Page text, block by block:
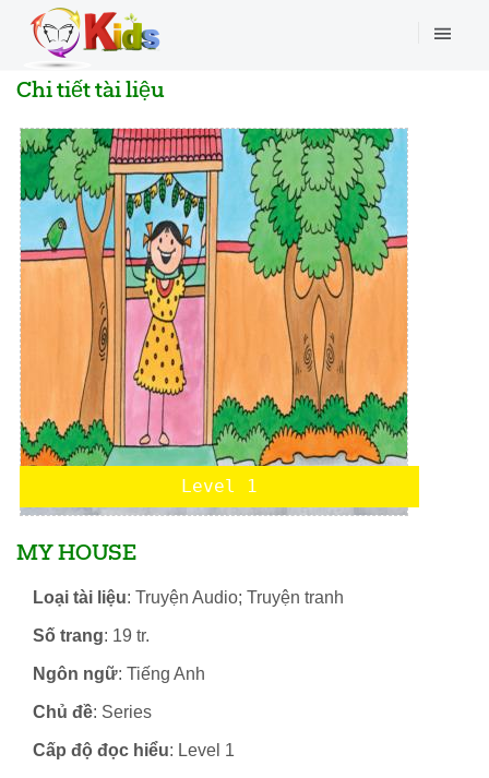
Chi tiết tài liệu
Level 1
MY HOUSE
Loại tài liệu: Truyện Audio; Truyện tranh
Số trang: 19 tr.
Ngôn ngữ: Tiếng Anh
Chủ đề: Series
Cấp độ đọc hiểu: Level 1